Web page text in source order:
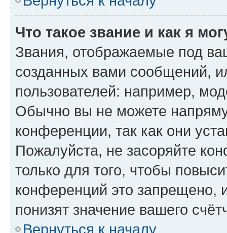
Что такое звание и как я
Звания, отображаемые под
созданных вами сообщений,
пользователей: например,
Обычно вы не можете
конференции, так как они
Пожалуйста, не засоряйте
только для того, чтобы
конференций это запрещено,
понизят значение вашего
Вернуться к началу